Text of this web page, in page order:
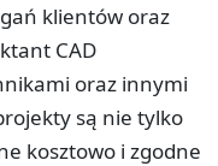
klientów oraz
CAD
oraz innymi
są nie tylko
kosztowo i zgodne